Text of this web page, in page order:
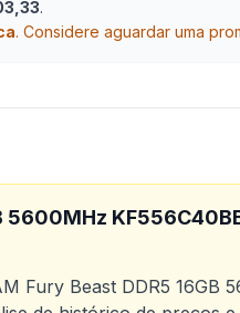
.
. Considere aguardar uma
5600MHz
Fury Beast DDR5 16GB